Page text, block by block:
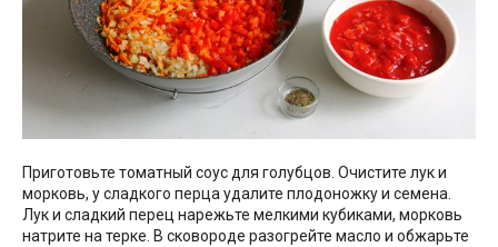
Приготовьте томатный соус для голубцов. Очистите лук и
морковь, у сладкого перца удалите плодоножку и семена.
Лук и сладкий перец нарежьте мелкими кубиками, морковь
натрите на терке. В сковороде разогрейте масло и обжарьте